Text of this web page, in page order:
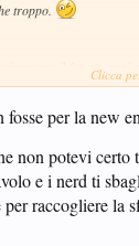
troppo.
il forum, oggi
Clicca
fosse per la new
non potevi
e i nerd ti
raccogliere la